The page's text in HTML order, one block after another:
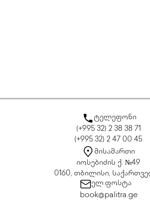
ტელეფონი
(+995 32) 2 38 38 71
(+995 32) 2 47 00 45
მისამართი
იოსებიძის ქ. №49
0160, თბილისი,
ელ.ფოსტა
book@palitra.ge